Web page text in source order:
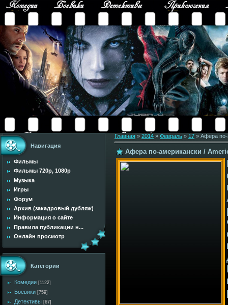
Навигация
Фильмы
Фильмы 720p, 1080p
Музыка
Игры
Форум
Архив (закадровый дубляж)
Информация о сайте
Правила публикации н...
Онлайн просмотр
Категории
Комедии [1122]
Боевики [759]
Детективы [67]
Главная » 2014 » Февраль » 17 » Афера по-
Афера по-американски /